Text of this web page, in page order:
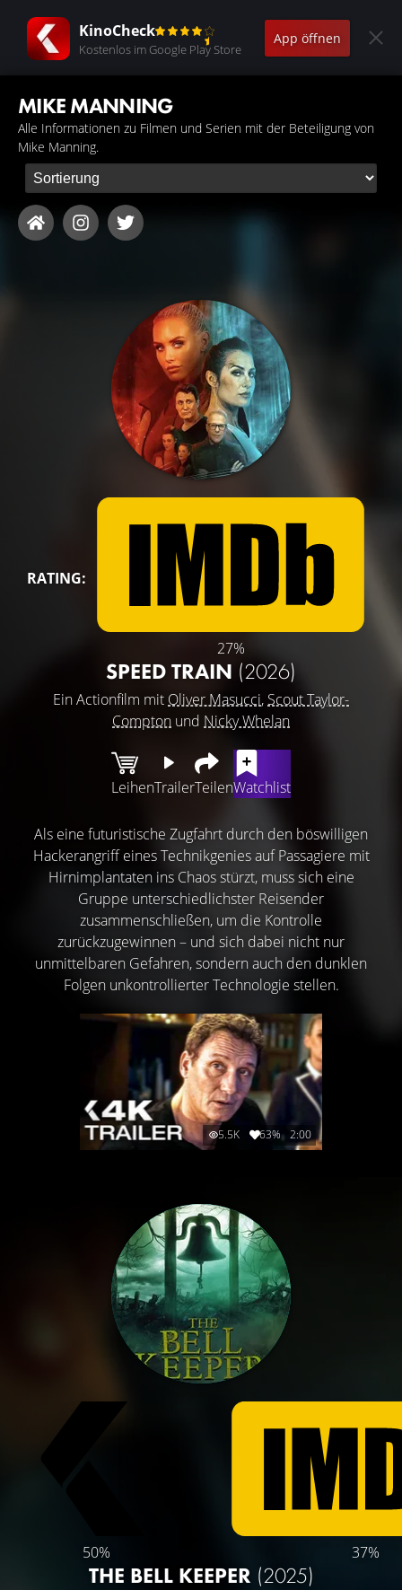
KinoCheck
Kostenlos im Google Play Store
App öffnen
MIKE MANNING
Alle Informationen zu Filmen und Serien mit der Beteiligung von
Mike Manning.
RATING:
27%
SPEED TRAIN (2026)
Ein Actionfilm mit Oliver Masucci, Scout Taylor-
Compton und Nicky Whelan
LeihenTrailerTeilenWatchlist
Als eine futuristische Zugfahrt durch den böswilligen
Hackerangriff eines Technikgenies auf Passagiere mit
Hirnimplantaten ins Chaos stürzt, muss sich eine
Gruppe unterschiedlichster Reisender
zusammenschließen, um die Kontrolle
zurückzugewinnen – und sich dabei nicht nur
unmittelbaren Gefahren, sondern auch den dunklen
Folgen unkontrollierter Technologie stellen.
5.5K 63% 2:00
50% 37%
THE BELL KEEPER (2025)